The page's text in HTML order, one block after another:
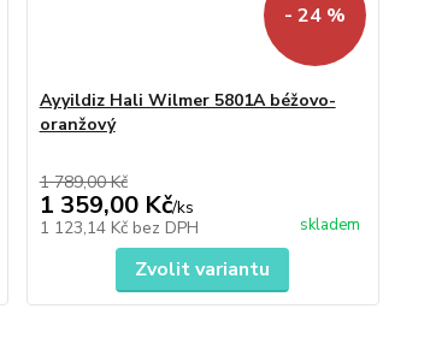
- 24 %
Ayyildiz Hali Wilmer 5801A béžovo-
oranžový
1 789,00 Kč
1 359,00 Kč/ks
1 123,14 Kč bez DPH skladem
Zvolit variantu